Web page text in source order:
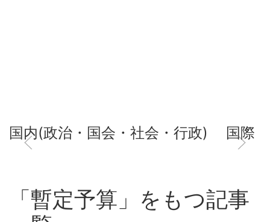
国内(政治・国会・社会・行政) 国際
「暫定予算」をもつ記事